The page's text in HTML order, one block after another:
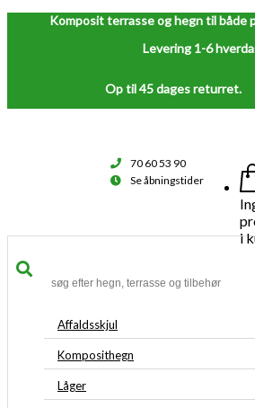
Komposit terrasse og hegn til både
Levering 1-6
Op til 45 dages returret.
70 60 53 90
Se åbningstider
i
Affaldsskjul
Komposithegn
Låger